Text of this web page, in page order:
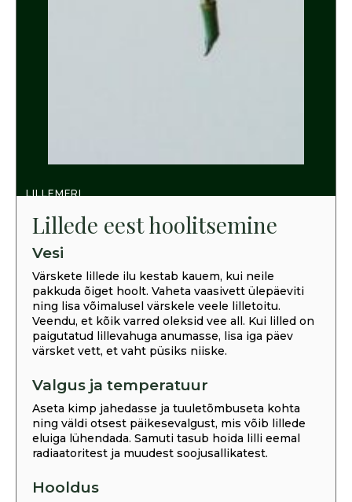
LILLEMERI
Lillede eest hoolitsemine
Vesi
Värskete lillede ilu kestab kauem, kui neile
pakkuda õiget hoolt. Vaheta vaasivett ülepäeviti
ning lisa võimalusel värskele veele lilletoitu.
Veendu, et kõik varred oleksid vee all. Kui lilled on
paigutatud lillevahuga anumasse, lisa iga päev
värsket vett, et vaht püsiks niiske.
Valgus ja temperatuur
Aseta kimp jahedasse ja tuuletõmbuseta kohta
ning väldi otsest päikesevalgust, mis võib lillede
eluiga lühendada. Samuti tasub hoida lilli eemal
radiaatoritest ja muudest soojusallikatest.
Hooldus